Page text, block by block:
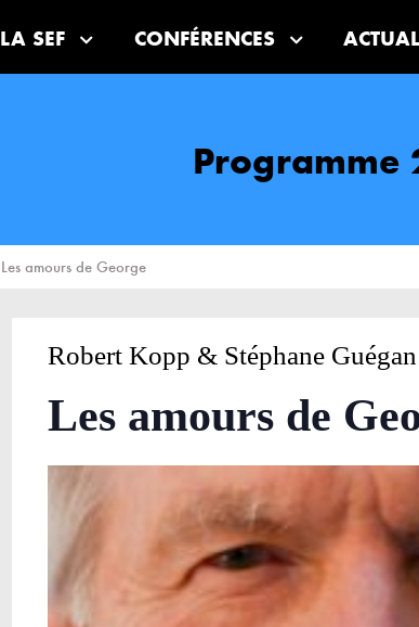
LA SEF CONFÉRENCES
Programme
Les amours de George
Robert Kopp & Stéphane Guégan
Les amours de